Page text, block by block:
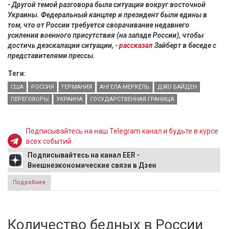
- Другой темой разговора была ситуация вокруг восточной
Украины. Федеральный канцлер и президент были едины в
том, что от России требуется сворачивание недавнего
усиления военного присутствия (на западе России), чтобы
достичь деэскалации ситуации, -рассказалЗайберт в беседе с
представителями прессы.
Теги:
США РОССИЯ ГЕРМАНИЯ АНГЕЛА МЕРКЕЛЬ
ДЖО БАЙДЕН
ПЕРЕГОВОРЫ
УКРАИНА ГОСУДАРСТВЕННАЯ ГРАНИЦА
Подписывайтесь на наш Telegram канал и будьте в курсе
всех событий
Подписывайтесь на канал EER -
Внешнеэкономические связи в Дзен
Подробнее
наращивание военных у границ с Украиной
Количество бедных в России